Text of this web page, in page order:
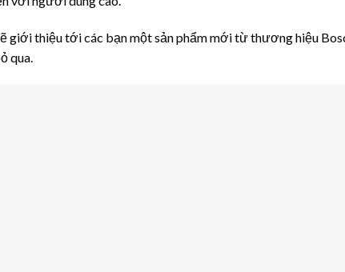
giới thiệu tới các bạn một sản phẩm mới từ thương hiệu
qua.